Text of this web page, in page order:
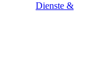
Dienste &